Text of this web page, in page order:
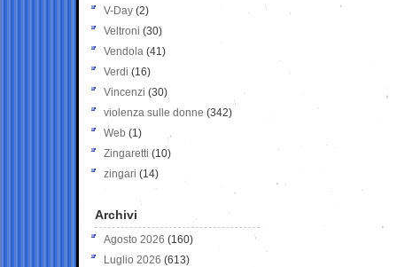
V-Day (2)
Veltroni (30)
Vendola (41)
Verdi (16)
Vincenzi (30)
violenza sulle donne (342)
Web (1)
Zingaretti (10)
zingari (14)
Archivi
Agosto 2026 (160)
Luglio 2026 (613)